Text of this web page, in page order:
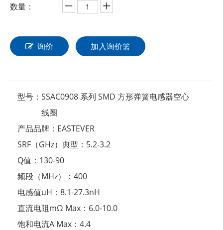
数量：
询价 加入询价篮
型号： SSAC0908 系列 SMD 方形弹簧电感器空心
线圈
产品品牌： EASTEVER
SRF（GHz）典型： 5.2-3.2
Q值： 130-90
频段（MHz）： 400
电感值uH： 8.1-27.3nH
直流电阻mΩ Max： 6.0-10.0
饱和电流A Max： 4.4